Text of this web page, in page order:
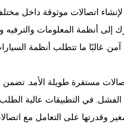
إلى أنظمة المعلومات والترفيه
غالبًا ما تتطلب أنظمة
وقدرتها على التعامل مع